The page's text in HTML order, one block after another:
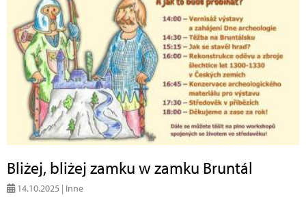
Bliżej, bliżej zamku w zamku Bruntál
14.10.2025 | Inne